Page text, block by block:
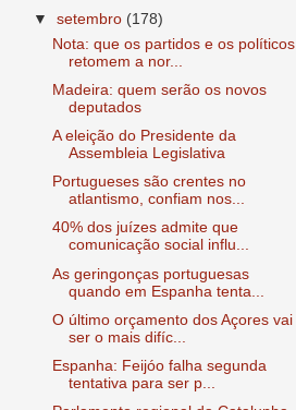
▼setembro (178)
Nota: que os partidos e os políticos
retomem a nor...
Madeira: quem serão os novos
deputados
A eleição do Presidente da
Assembleia Legislativa
Portugueses são crentes no
atlantismo, confiam nos...
40% dos juízes admite que
comunicação social influ...
As geringonças portuguesas
quando em Espanha tenta...
O último orçamento dos Açores vai
ser o mais difíc...
Espanha: Feijóo falha segunda
tentativa para ser p...